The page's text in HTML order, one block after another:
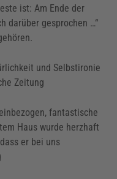
ist: Am Ende der
darüber gesprochen …“
und Selbstironie
Zeitung
fantastische
Haus wurde herzhaft
er bei uns